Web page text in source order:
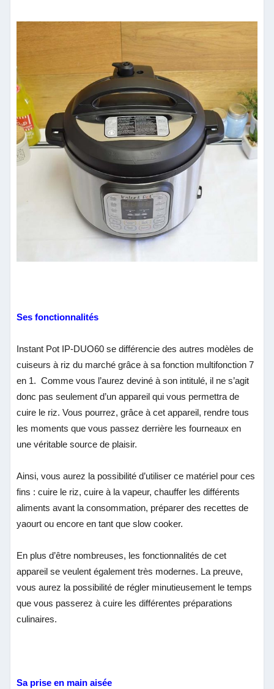
Ses fonctionnalités
Instant Pot IP-DUO60 se différencie des autres modèles de
cuiseurs à riz du marché grâce à sa fonction multifonction 7
en 1. Comme vous l’aurez deviné à son intitulé, il ne s’agit
donc pas seulement d’un appareil qui vous permettra de
cuire le riz. Vous pourrez, grâce à cet appareil, rendre tous
les moments que vous passez derrière les fourneaux en
une véritable source de plaisir.
Ainsi, vous aurez la possibilité d’utiliser ce matériel pour ces
fins : cuire le riz, cuire à la vapeur, chauffer les différents
aliments avant la consommation, préparer des recettes de
yaourt ou encore en tant que slow cooker.
En plus d’être nombreuses, les fonctionnalités de cet
appareil se veulent également très modernes. La preuve,
vous aurez la possibilité de régler minutieusement le temps
que vous passerez à cuire les différentes préparations
culinaires.
Sa prise en main aisée